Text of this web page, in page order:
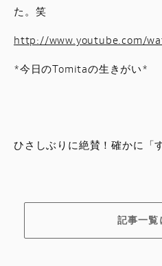
アパレル
お支払いシミュレーション
た。笑
http://www.youtube.com/
*今日のTomitaの生きがい*
ひさしぶりに絶賛！確かに「
記事一覧